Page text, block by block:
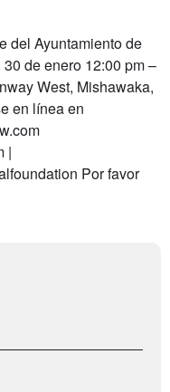
del Ayuntamiento de
de enero 12:00 pm –
West, Mishawaka,
en línea en
|
Por favor